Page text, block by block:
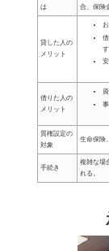
は
合、保険
貸した人の
メリット
借りた人の
メリット
質権設定の
対象
生命保険
手続き
複雑な場
れる。